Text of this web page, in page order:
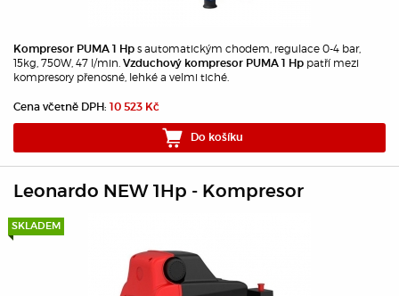
Kompresor PUMA 1 Hp s automatickým chodem, regulace 0-4 bar,
15kg, 750W, 47 l/min. Vzduchový kompresor PUMA 1 Hp patří mezi
kompresory přenosné, lehké a velmi tiché.
Cena včetně DPH: 10 523 Kč
Do košíku
Leonardo NEW 1Hp - Kompresor
SKLADEM